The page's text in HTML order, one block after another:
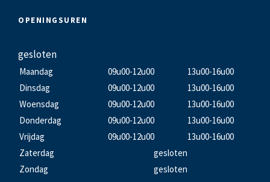
OPENINGSUREN
gesloten
Maandag 09u00-12u00
13u00-16u00
Dinsdag
09u00-12u00
13u00-16u00
Woensdag
09u00-12u00
13u00-16u00
Donderdag
09u00-12u00
13u00-16u00
Vrijdag
09u00-12u00
13u00-16u00
Zaterdag
gesloten
Zondag
gesloten